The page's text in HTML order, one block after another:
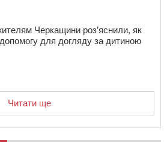
Черкащини роз’яснили, як
для догляду за дитиною
Читати ще